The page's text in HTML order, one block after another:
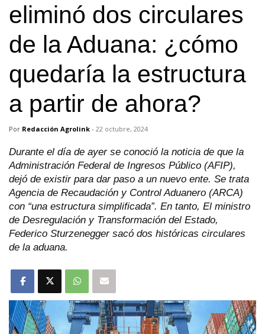
eliminó dos circulares
de la Aduana: ¿cómo
quedaría la estructura
a partir de ahora?
Por Redacción Agrolink - 22 octubre, 2024
Durante el día de ayer se conoció la noticia de que la
Administración Federal de Ingresos Público (AFIP),
dejó de existir para dar paso a un nuevo ente. Se trata
Agencia de Recaudación y Control Aduanero (ARCA)
con “una estructura simplificada”. En tanto, El ministro
de Desregulación y Transformación del Estado,
Federico Sturzenegger sacó dos históricas circulares
de la aduana.